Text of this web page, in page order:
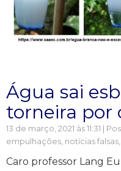
Água sai
torneira por
13 de março, 2021 às 11:31 |
empulhações, notícias falsas,
Caro professor Lang